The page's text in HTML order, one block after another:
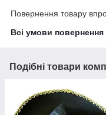
Повернення товару
Всі умови повернення
Подібні товари